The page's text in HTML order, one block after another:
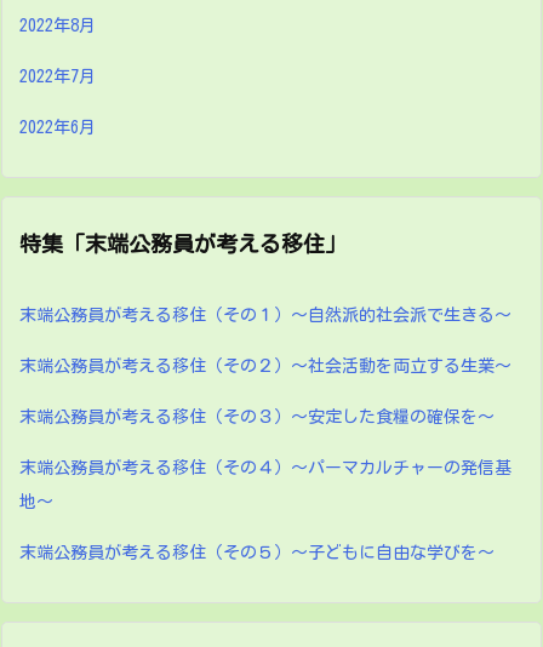
2022年8月
2022年7月
2022年6月
特集「末端公務員が考える移住」
末端公務員が考える移住（その１）～自然派的社会派で生きる～
末端公務員が考える移住（その２）～社会活動を両立する生業～
末端公務員が考える移住（その３）～安定した食糧の確保を～
末端公務員が考える移住（その４）～パーマカルチャーの発信基
地～
末端公務員が考える移住（その５）～子どもに自由な学びを～